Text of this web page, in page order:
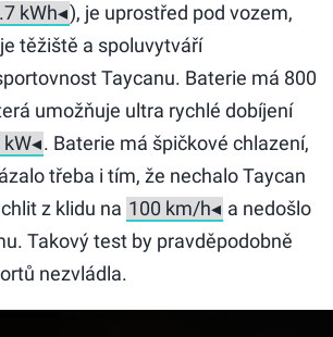
), je uprostřed pod vozem,
těžiště a spoluvytváří
Taycanu. Baterie má 800
umožňuje ultra rychlé dobíjení
. Baterie má špičkové chlazení,
třeba i tím, že nechalo Taycan
z klidu na
a nedošlo
Takový test by pravděpodobně
nezvládla.